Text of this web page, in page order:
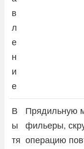
в
л
е
н
и
е
В
ы
тя
Прядильную
фильеры,
операцию